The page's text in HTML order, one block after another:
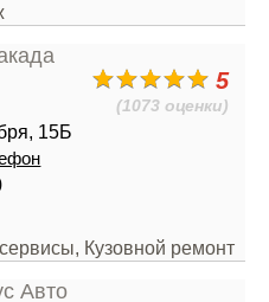
5
(1073 оценки)
15Б
Кузовной ремонт